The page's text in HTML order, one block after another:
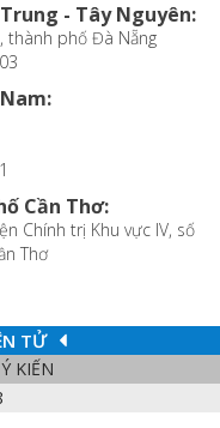
- Tây Nguyên:
thành phố Đà Nẵng
Cần Thơ:
Chính trị Khu vực IV, số
Thơ
TỬ
KIẾN